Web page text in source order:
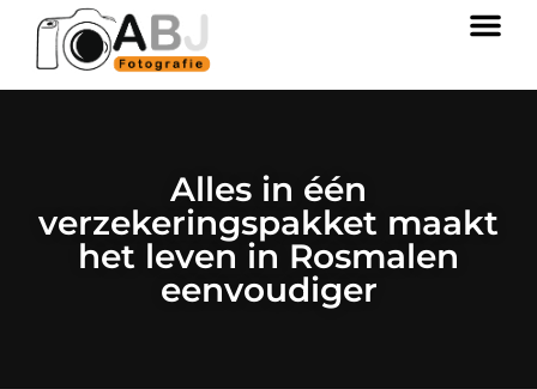
Alles in één
verzekeringspakket maakt
het leven in Rosmalen
eenvoudiger